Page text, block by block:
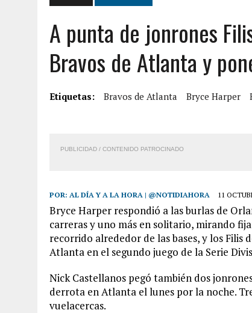
2 AGOSTO, 2026 | AYUDABA A PERSONAS EN SITUACIÓN
2 AGOSTO, 2026
COLAPSÓ TECHO DE UNA VIVIENDA
2 AGOSTO, 2026 |
FALCÓN: MUJER ATACÓ CON UN
6 AGOSTO, 2026
MISTERIOSA MUERTE DE MODELO EN
CONMOCIÓN EN COLORADO POR
A punta de jonrones
Bravos de Atlanta y
Etiquetas: Bravos de Atlanta Bryce Harper
PUBLICIDAD / CONTENIDO PATROCINADO
POR: AL DÍA Y A LA HORA | @NOTIDIAHORA 11
Bryce Harper respondió a las burlas de
carreras y uno más en solitario, mirando
recorrido alrededor de las bases, y los Filis
Atlanta en el segundo juego de la Serie
Nick Castellanos pegó también dos
derrota en Atlanta el lunes por la noche.
vuelacercas.